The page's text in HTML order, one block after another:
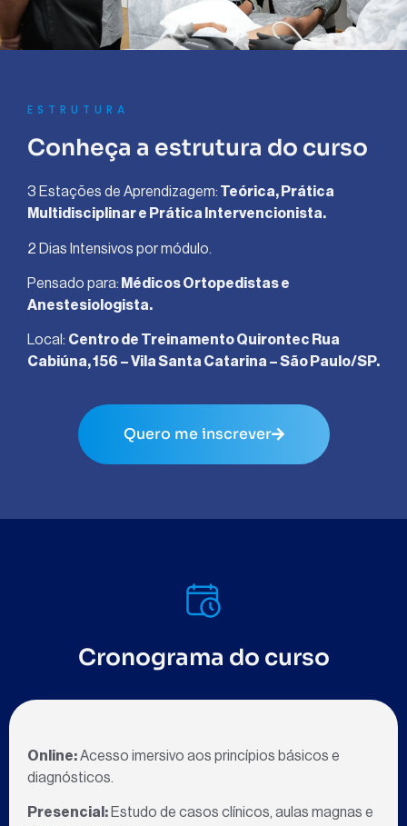
ESTRUTURA
Conheça a estrutura do curso
3 Estações de Aprendizagem: Teórica, Prática
Multidisciplinar e Prática Intervencionista.
2 Dias Intensivos por módulo.
Pensado para: Médicos Ortopedistas e
Anestesiologista.
Local: Centro de Treinamento Quirontec Rua
Cabiúna, 156 – Vila Santa Catarina – São Paulo/SP.
Quero me inscrever
Cronograma do curso
Online:Acesso imersivo aos princípios básicos e
diagnósticos.
Presencial: Estudo de casos clínicos, aulas magnas e